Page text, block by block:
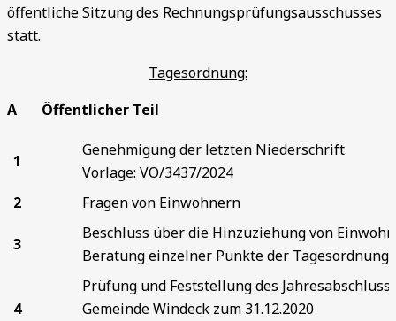
öffentliche Sitzung des Rechnungsprüfungsausschusses
statt.
Tagesordnung:
A Öffentlicher Teil
1
Genehmigung der letzten Niederschrift
Vorlage: VO/3437/2024
2
Fragen von Einwohnern
3
Beschluss über die Hinzuziehung von
Beratung einzelner Punkte der Tagesordnung
4
Prüfung und Feststellung des
Gemeinde Windeck zum 31.12.2020